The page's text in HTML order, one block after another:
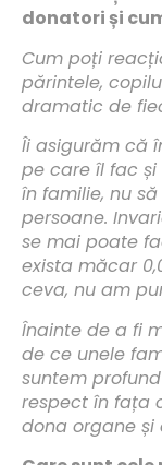
donatori și
Cum poți
părintele,
dramatic de
Îi asigurăm că
pe care îl fac
în familie, nu
persoane.
se mai poate
exista măcar
ceva, nu am
Înainte de a fi
de ce unele
suntem
respect în fața
dona organe și